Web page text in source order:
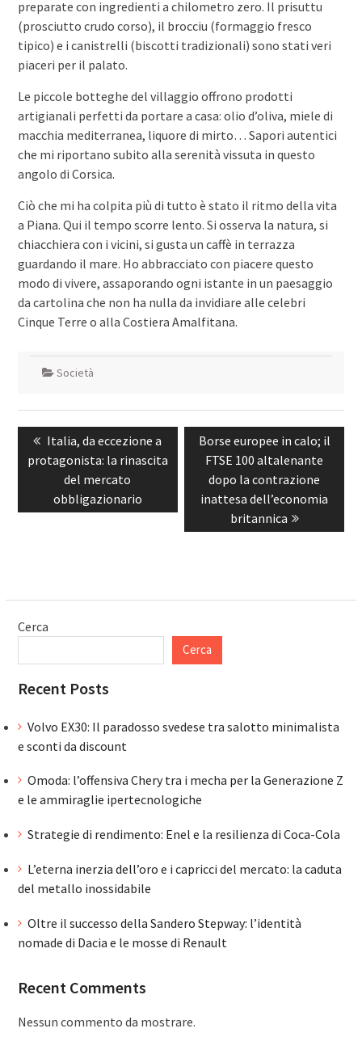
preparate con ingredienti a chilometro zero. Il prisuttu
(prosciutto crudo corso), il brocciu (formaggio fresco
tipico) e i canistrelli (biscotti tradizionali) sono stati veri
piaceri per il palato.
Le piccole botteghe del villaggio offrono prodotti
artigianali perfetti da portare a casa: olio d’oliva, miele di
macchia mediterranea, liquore di mirto… Sapori autentici
che mi riportano subito alla serenità vissuta in questo
angolo di Corsica.
Ciò che mi ha colpita più di tutto è stato il ritmo della vita
a Piana. Qui il tempo scorre lento. Si osserva la natura, si
chiacchiera con i vicini, si gusta un caffè in terrazza
guardando il mare. Ho abbracciato con piacere questo
modo di vivere, assaporando ogni istante in un paesaggio
da cartolina che non ha nulla da invidiare alle celebri
Cinque Terre o alla Costiera Amalfitana.
Società
articoliPrevious
post:
Italia, da eccezione a
protagonista: la rinascita
del mercato
obbligazionario
Next
post:
Borse europee in calo; il
FTSE 100 altalenante
dopo la contrazione
inattesa dell’economia
britannica
Cerca
Cerca
Recent Posts
Volvo EX30: Il paradosso svedese tra salotto minimalista
e sconti da discount
Omoda: l’offensiva Chery tra i mecha per la Generazione Z
e le ammiraglie ipertecnologiche
Strategie di rendimento: Enel e la resilienza di Coca-Cola
L’eterna inerzia dell’oro e i capricci del mercato: la caduta
del metallo inossidabile
Oltre il successo della Sandero Stepway: l’identità
nomade di Dacia e le mosse di Renault
Recent Comments
Nessun commento da mostrare.